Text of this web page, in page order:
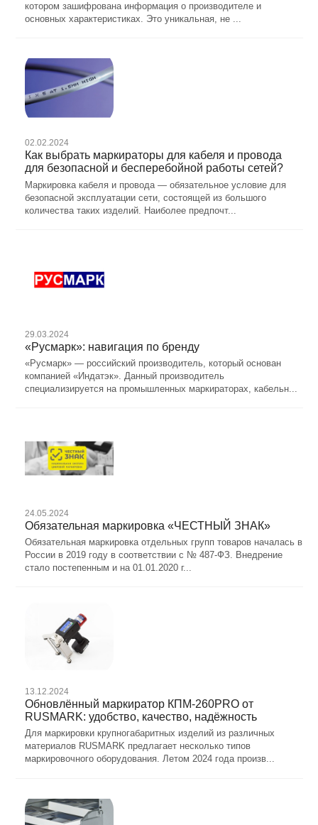
котором зашифрована информация о производителе и
основных характеристиках. Это уникальная, не ...
02.02.2024
Как выбрать маркираторы для кабеля и провода
для безопасной и бесперебойной работы сетей?
Маркировка кабеля и провода — обязательное условие для
безопасной эксплуатации сети, состоящей из большого
количества таких изделий. Наиболее предпочт...
29.03.2024
«Русмарк»: навигация по бренду
«Русмарк» — российский производитель, который основан
компанией «Индатэк». Данный производитель
специализируется на промышленных маркираторах, кабельн...
24.05.2024
Обязательная маркировка «ЧЕСТНЫЙ ЗНАК»
Обязательная маркировка отдельных групп товаров началась в
России в 2019 году в соответствии с № 487-ФЗ. Внедрение
стало постепенным и на 01.01.2020 г...
13.12.2024
Обновлённый маркиратор КПМ-260PRO от
RUSMARK: удобство, качество, надёжность
Для маркировки крупногабаритных изделий из различных
материалов RUSMARK предлагает несколько типов
маркировочного оборудования. Летом 2024 года произв...